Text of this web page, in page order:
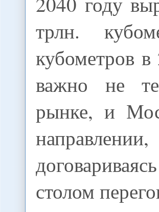
трлн.
кубометров
важно не
рынке, и
столом